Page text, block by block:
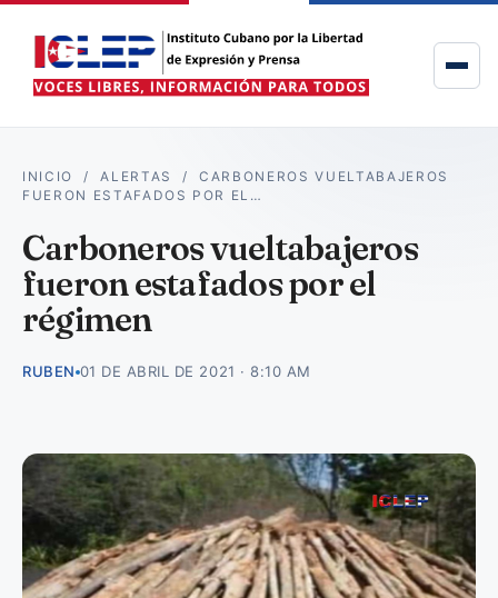
INICIO /ALERTAS /CARBONEROS VUELTABAJEROS
FUERON ESTAFADOS POR EL…
Carboneros vueltabajeros
fueron estafados por el
régimen
RUBEN 01 DE ABRIL DE 2021 · 8:10 AM